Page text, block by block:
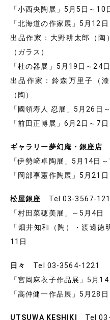
「小西央陶展」5月5日～10
「北海道の作家展」5月12
出品作家：大野耕太郎（陶
（ガラス）
「杜の器展」5月19日～24日
出品作家：鈴森万里子（
（陶）
「國領寿人 忍展」5月26日
「前田正博展」6月2日～7日
ギャラリー夢幻庵・銀座店
「伊勢﨑卓陶展」5月14日
「岡部享憲作陶展」5月21
松屋銀座 Tel 03-3567-
「村田菜穂美展」～5月4日
「畑井知和（陶）・渡邊
11日
日々
Tel 03-3564-1221
「宮岡麻衣子作品展」5月
「高仲健一作品展」5月28
UTSUWA KESHIKI Tel